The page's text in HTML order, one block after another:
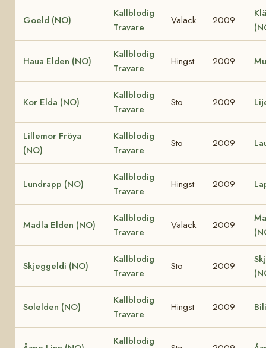
Goeld (NO)
Kallblodig
Travare
Valack 2009
Haua Elden (NO)
Kallblodig
Travare
Hingst 2009
Kor Elda (NO)
Kallblodig
Travare
Sto 2009
Lillemor Fröya
(NO)
Kallblodig
Travare
Sto 2009
Lundrapp (NO)
Kallblodig
Travare
Hingst 2009
Madla Elden (NO)
Kallblodig
Travare
Valack 2009
Skjeggeldi (NO)
Kallblodig
Travare
Sto 2009
Solelden (NO)
Kallblodig
Travare
Hingst 2009
Kallblodig